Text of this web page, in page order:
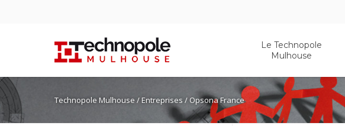
Le Technopole
Mulhouse
Technopole Mulhouse / Entreprises / Opsona France